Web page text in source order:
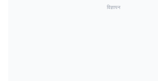
विज्ञापन